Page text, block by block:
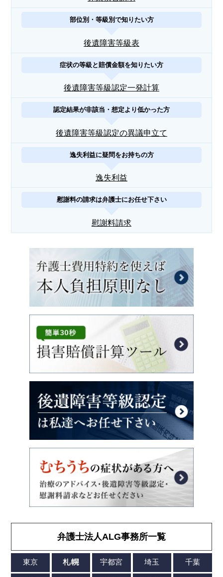
部位別・等級別で知りたい方
後遺障害等級表
症状の等級と賠償金額を知りたい方
後遺障害等級認定一発計算
認定結果が非該当・想定より低かった方
後遺障害等級認定の異議申立て
逸失利益に疑問をお持ちの方
逸失利益
慰謝料の請求は弁護士にお任せ下さい
慰謝料請求
弁護士法人ALG事務所一覧